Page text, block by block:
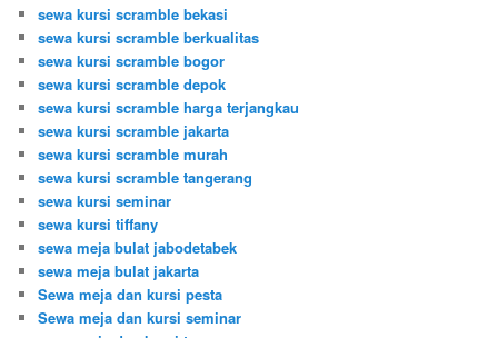
sewa kursi scramble bekasi
sewa kursi scramble berkualitas
sewa kursi scramble bogor
sewa kursi scramble depok
sewa kursi scramble harga terjangkau
sewa kursi scramble jakarta
sewa kursi scramble murah
sewa kursi scramble tangerang
sewa kursi seminar
sewa kursi tiffany
sewa meja bulat jabodetabek
sewa meja bulat jakarta
Sewa meja dan kursi pesta
Sewa meja dan kursi seminar